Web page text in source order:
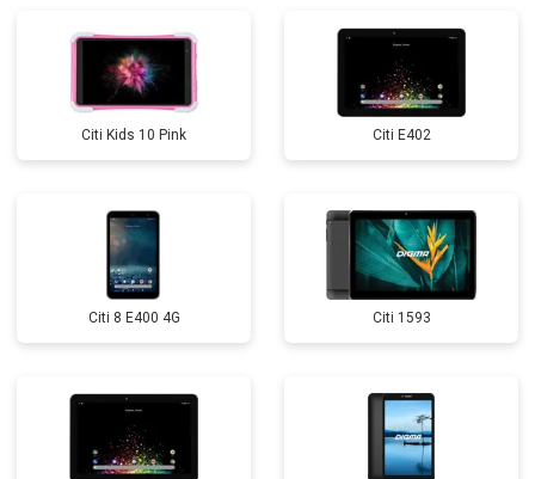
Citi Kids 10 Pink Citi E402
Citi 8 E400 4G Citi 1593